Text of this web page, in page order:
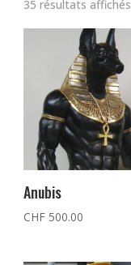
35 résultats affichés
Anubis
CHF500.00